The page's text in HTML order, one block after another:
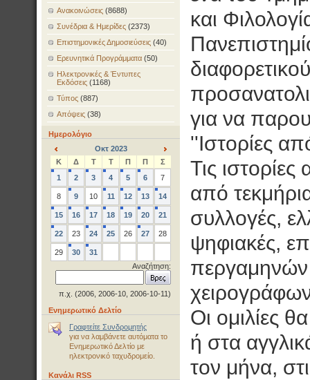
Ανακοινώσεις (8688)
Συνέδρια & Ημερίδες (2373)
Επιστημονικές Δημοσιεύσεις (40)
Ερευνητικά Προγράμματα (50)
Ηλεκτρονικές & Έντυπες
Εκδόσεις (1168)
Τύπος (887)
Απόψεις (38)
Ημερολόγιο
<
Οκτ 2023
>
Κ Δ Τ Τ Π Π
Σ
1
2 3 4 5 6 7
8 9 10 11 12 13 14
15 16 17 18 19 20 21
22 23 24 25 26 27 28
29 30
31
Αναζήτηση:
π.χ. (2006, 2006-10, 2006-10-11)
Ενημερωτικό Δελτίο
Γραφτείτε Συνδρομητής
για να λαμβάνετε αυτόματα το
Ενημερωτικό Δελτίο με
ηλεκτρονικό ταχυδρομείο.
Κανάλι RSS
και
για να
''Ιστορίες
Τις
από
συλλογές,
ψηφιακές,
Οι ομιλίες
ή στα
τον μήνα,